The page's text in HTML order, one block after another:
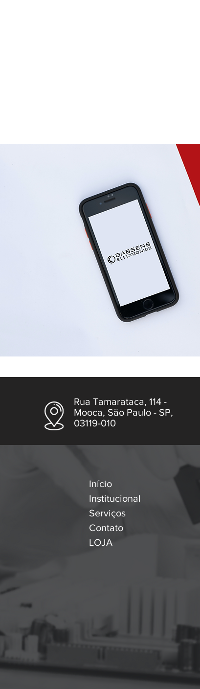
Rua Tamarataca, 114 -
Mooca, São Paulo - SP,
03119-010
Início
Institucional
Serviços
Contato
LOJA